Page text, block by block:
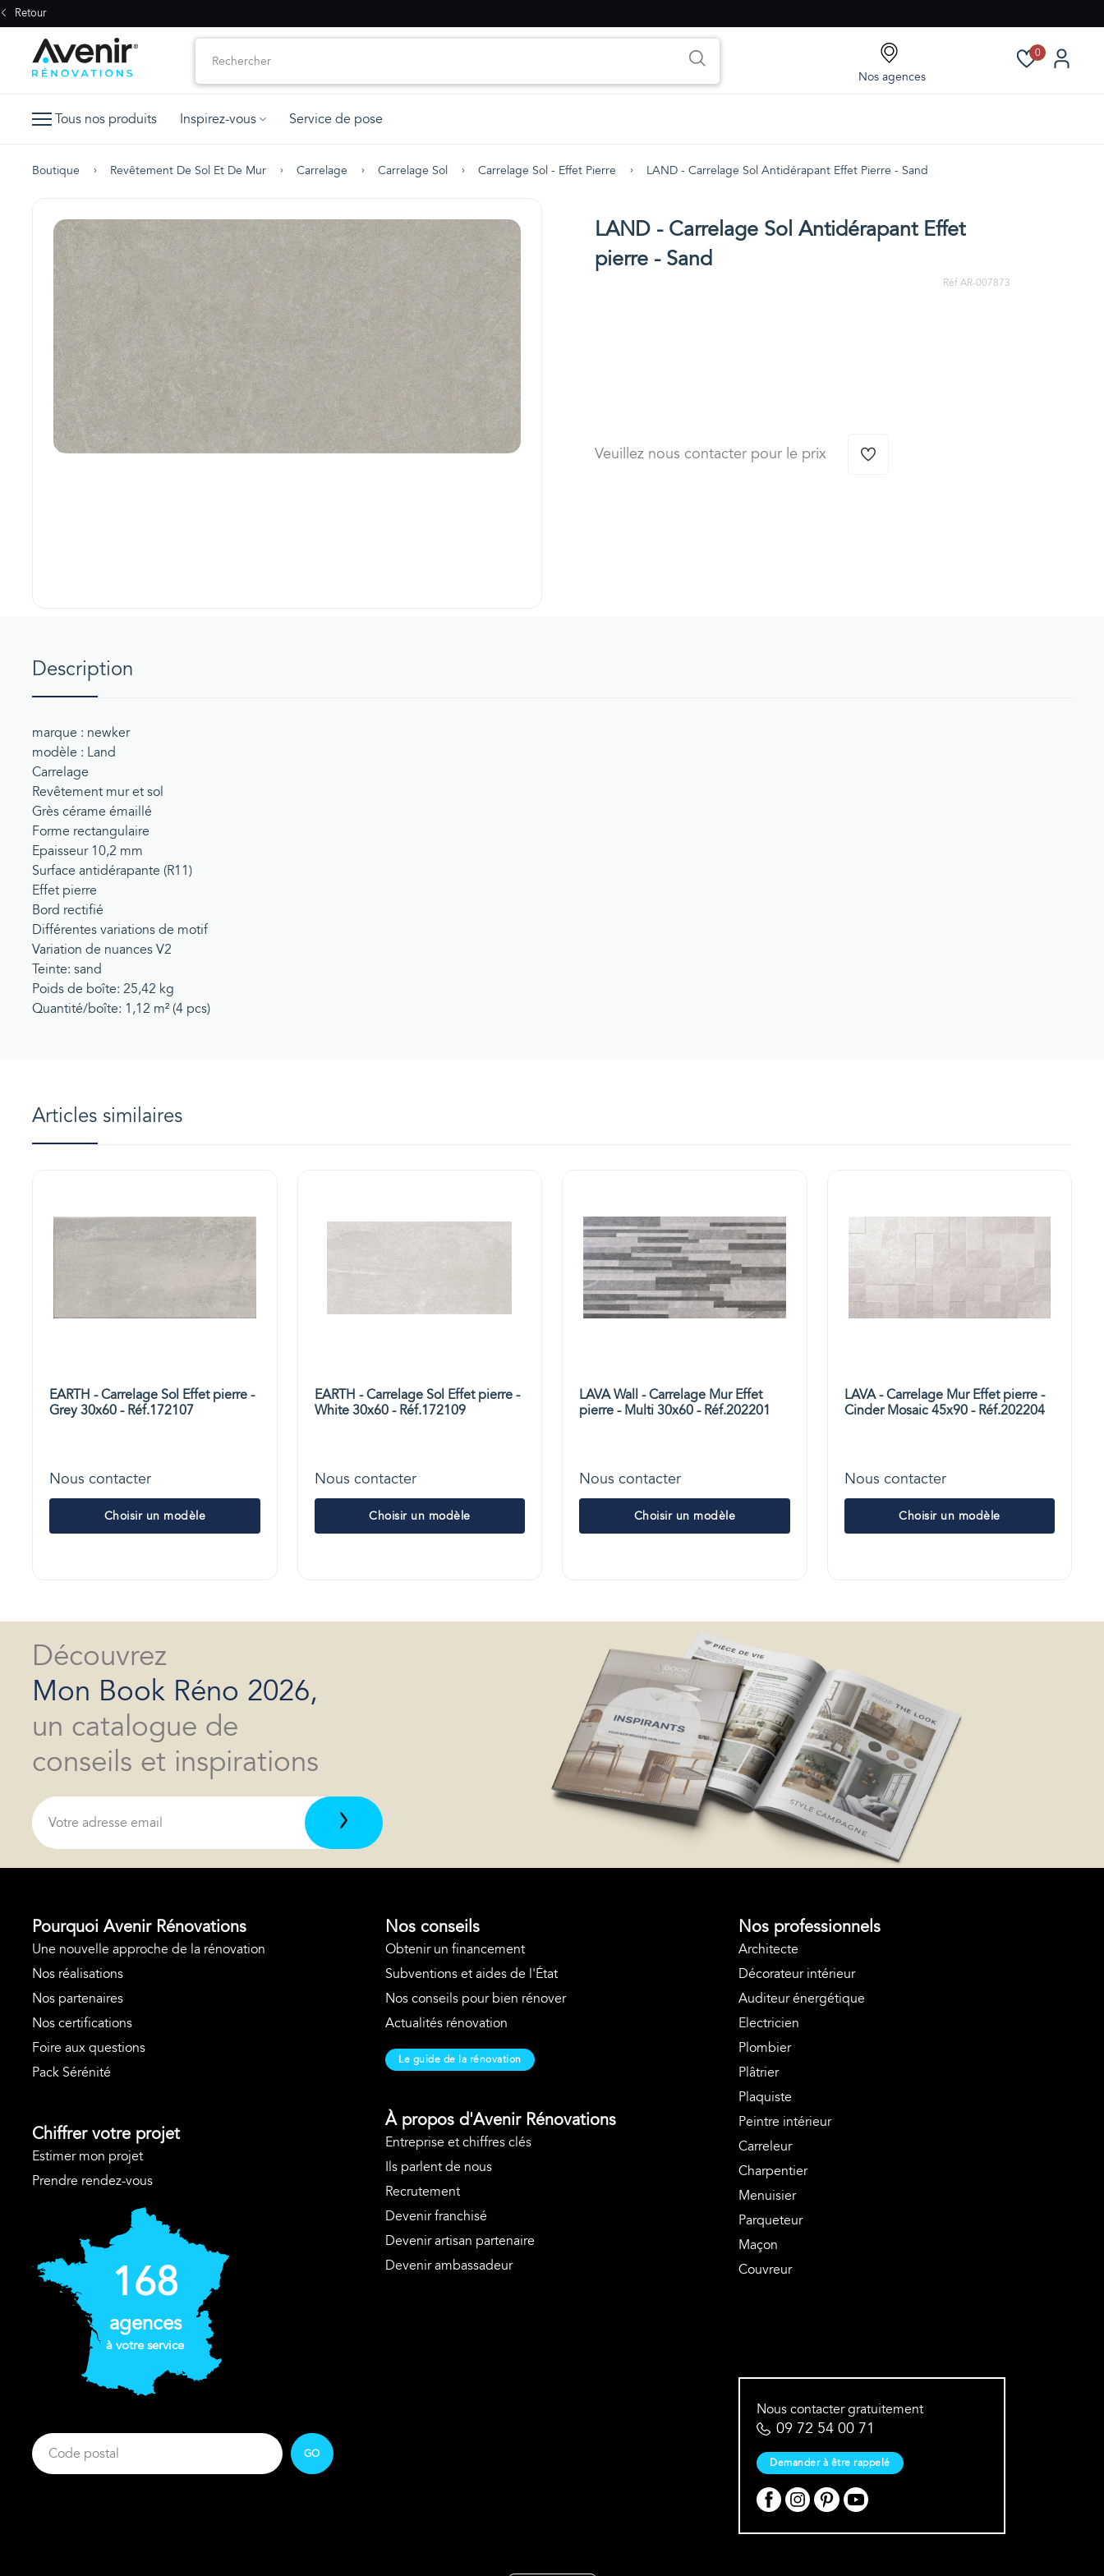
Retour
Nos agences
0
Tous nos produits Inspirez-vous Service de pose
Boutique Revêtement De Sol Et De Mur Carrelage Carrelage Sol Carrelage Sol - Effet Pierre LAND - Carrelage Sol Antidérapant Effet Pierre - Sand
LAND - Carrelage Sol Antidérapant Effet
pierre - Sand
Réf AR-007873
Veuillez nous contacter pour le prix
Description
marque : newker
modèle : Land
Carrelage
Revêtement mur et sol
Grès cérame émaillé
Forme rectangulaire
Epaisseur 10,2 mm
Surface antidérapante (R11)
Effet pierre
Bord rectifié
Différentes variations de motif
Variation de nuances V2
Teinte: sand
Poids de boîte: 25,42 kg
Quantité/boîte: 1,12 m² (4 pcs)
Articles similaires
EARTH - Carrelage Sol Effet pierre -
Grey 30x60 - Réf.172107
Nous contacter
Choisir un modèle
EARTH - Carrelage Sol Effet pierre -
White 30x60 - Réf.172109
Nous contacter
Choisir un modèle
LAVA Wall - Carrelage Mur Effet
pierre - Multi 30x60 - Réf.202201
Nous contacter
Choisir un modèle
LAVA - Carrelage Mur Effet pierre -
Cinder Mosaic 45x90 - Réf.202204
Nous contacter
Choisir un modèle
Découvrez
Mon Book Réno 2026,
un catalogue de
conseils et inspirations
Pourquoi Avenir Rénovations
Une nouvelle approche de la rénovation
Nos réalisations
Nos partenaires
Nos certifications
Foire aux questions
Pack Sérénité
Chiffrer votre projet
Estimer mon projet
Prendre rendez-vous
168
agences
à votre service
GO
Nos conseils
Obtenir un financement
Subventions et aides de l'État
Nos conseils pour bien rénover
Actualités rénovation
Le guide de la rénovation
À propos d'Avenir Rénovations
Entreprise et chiffres clés
Ils parlent de nous
Recrutement
Devenir franchisé
Devenir artisan partenaire
Devenir ambassadeur
Nos professionnels
Architecte
Décorateur intérieur
Auditeur énergétique
Electricien
Plombier
Plâtrier
Plaquiste
Peintre intérieur
Carreleur
Charpentier
Menuisier
Parqueteur
Maçon
Couvreur
Nous contacter gratuitement
09 72 54 00 71
Demander à être rappelé